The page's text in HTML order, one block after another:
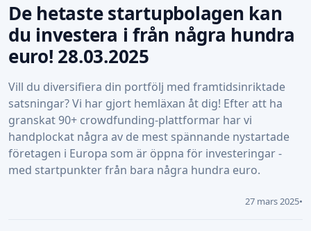
De hetaste startupbolagen kan
du investera i från några hundra
euro! 28.03.2025
Vill du diversifiera din portfölj med framtidsinriktade
satsningar? Vi har gjort hemläxan åt dig! Efter att ha
granskat 90+ crowdfunding-plattformar har vi
handplockat några av de mest spännande nystartade
företagen i Europa som är öppna för investeringar -
med startpunkter från bara några hundra euro.
27 mars 2025•